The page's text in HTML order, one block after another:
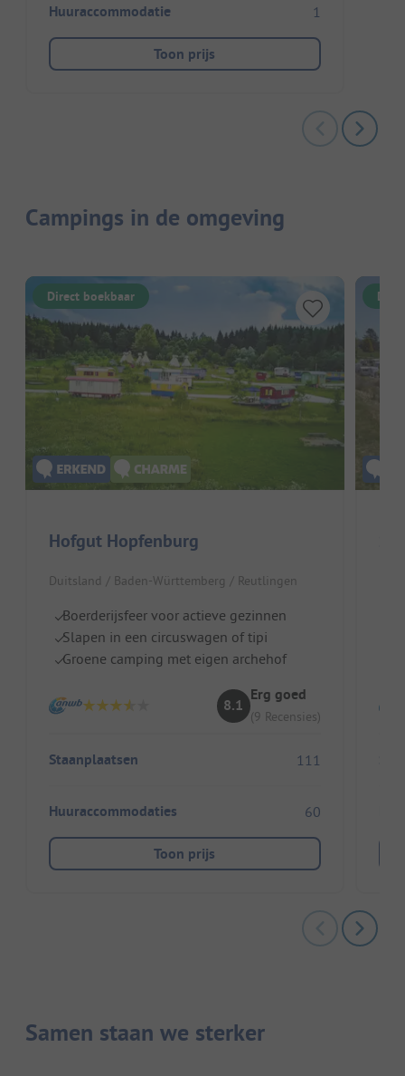
Huuraccommodatie 1
Toon prijs
Campings in de omgeving
Direct boekbaar
Hofgut Hopfenburg
Duitsland / Baden-Württemberg / Reutlingen
Boerderijsfeer voor actieve gezinnen
Slapen in een circuswagen of tipi
Groene camping met eigen archehof
8.1
Erg goed
(9 Recensies)
Staanplaatsen 111
Huuraccommodaties 60
Toon prijs
Samen staan we sterker